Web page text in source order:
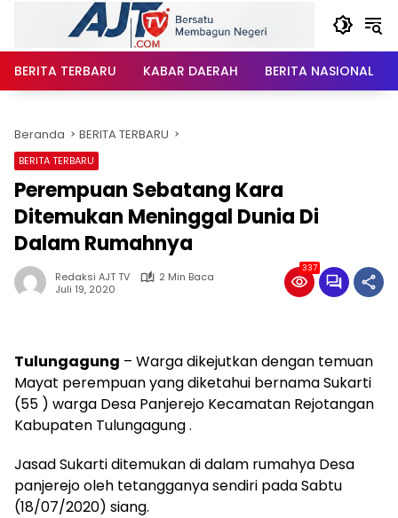
BERITA TERBARU KABAR DAERAH BERITA NASIONAL
Beranda BERITA TERBARU
BERITA TERBARU
Perempuan Sebatang Kara
Ditemukan Meninggal Dunia Di
Dalam Rumahnya
Redaksi AJT TV
2 Min Baca
Juli 19, 2020
337
Tulungagung – Warga dikejutkan dengan temuan
Mayat perempuan yang diketahui bernama Sukarti
(55 ) warga Desa Panjerejo Kecamatan Rejotangan
Kabupaten Tulungagung .
Jasad Sukarti ditemukan di dalam rumahya Desa
panjerejo oleh tetangganya sendiri pada Sabtu
(18/07/2020) siang.